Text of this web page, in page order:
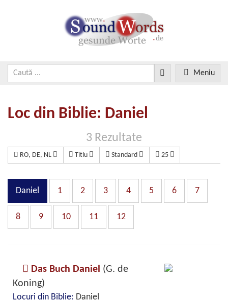
Meniu
Loc din Biblie: Daniel
3 Rezultate
RO, DE, NL Titlu Standard 25
Daniel 1 2 3 4 5 6 7
8 9 10 11 12
Das Buch Daniel (G. de
Koning)
Locuri din Biblie: Daniel